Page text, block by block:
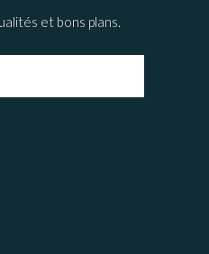
et bons plans.